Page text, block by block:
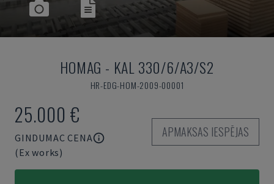
HOMAG - KAL 330/6/A3/S2
HR-EDG-HOM-2009-00001
25.000 €
GINDUMAC CENA
(Ex works)
APMAKSAS IESPĒJAS